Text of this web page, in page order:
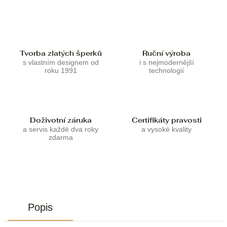
Tvorba zlatých šperků
s vlastním designem od
roku 1991
Ruční výroba
i s nejmodernější
technologií
Doživotní záruka
a servis každé dva roky
zdarma
Certifikáty pravosti
a vysoké kvality
Popis